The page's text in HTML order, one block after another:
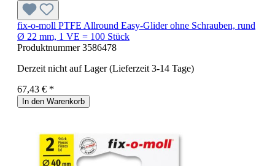
fix-o-moll PTFE Allround Easy-Glider ohne Schrauben, rund
Ø 22 mm, 1 VE = 100 Stück
Produktnummer3586478
Derzeit nicht auf Lager (Lieferzeit 3-14 Tage)
67,43 € *
In den Warenkorb